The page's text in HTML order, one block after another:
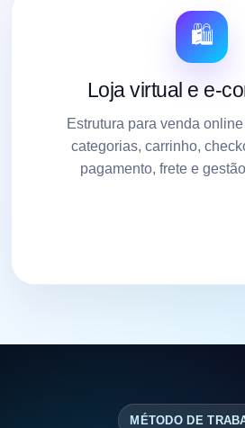
🛍️
Loja virtual e e-
Estrutura para venda
categorias, carrinho,
pagamento, frete e
MÉTODO DE